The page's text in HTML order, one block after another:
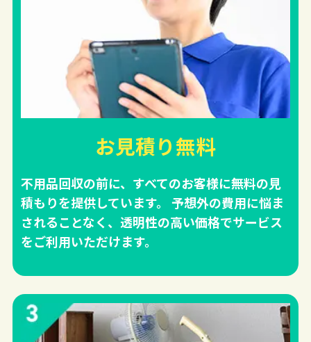
お見積り無料
不用品回収の前に、すべてのお客様に無料の見
積もりを提供しています。 予想外の費用に悩ま
されることなく、透明性の高い価格でサービス
をご利用いただけます。